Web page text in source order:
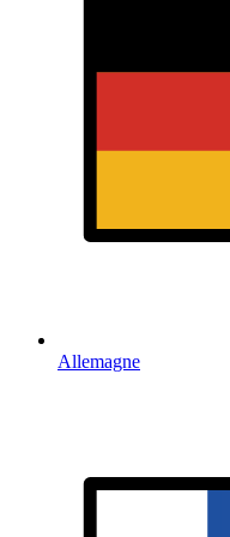
Allemagne